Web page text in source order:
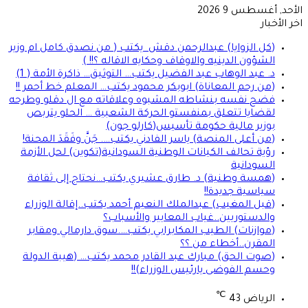
الأحد, أغسطس 9 2026
اخر الأخبار
(كل الزوايا) عبدالرحمن دقش يكتب ( من نصدق كامل ام وزير
الشؤون الدينيه والاوقاف وحكايه الاقاله ؟!! )
د. عبد الوهاب عبد الفضيل يكتب… التوثيق… ذاكرة الأمة ( 1)
(من رحم المعاناة) ابوبكر محمود يكتب… المعلم خط أحمر !!
فضح نفسه بنشاطه المشبوه وعلاقاته مع ال دقلو وطرحه
لقضايا تتعلق بمنفستو الحركة الشعبية … الحلو يتربص
بوزير مالية حكومة تأسيس(كارلو جون)
(من أعلى المنصة) ياسر الفادني يكتب…. جَنَّ وفَقَدَ المحنة!
رؤية تحالف الكيانات الوطنية السودانية(تكوين) لحل الأزمة
السودانية
(همسة وطنية) د. طارق عشيري يكتب…نحتاج إلى ثقافة
سياسية جديدة!!
(قبل المغيب) عبدالملك النعيم أحمد يكتب..إقالة الوزراء
والدستوريين..غياب المعايير والأسباب؟
(موازنات) الطيب المكابرابي يكتب….سوق دارمالي ومقابر
المقرن..أخطاء من ؟؟
(صوت الحق) مبارك عبد القادر محمد يكتب… (هيبة الدولة
وحسم الفوضى يارئيس الوزراء)!!
الرياض 43
℃